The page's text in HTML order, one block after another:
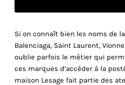
Si on connaît bien les noms de
Balenciaga, Saint Laurent,
oublie parfois le métier qui
ces marques d’accéder à la
maison Lesage fait partie des
cookies
setting is
mandatory
and
cannot be
disabled.